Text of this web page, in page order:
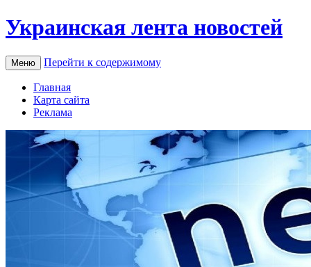
Украинская лента новостей
Меню Перейти к содержимому
Главная
Карта сайта
Реклама